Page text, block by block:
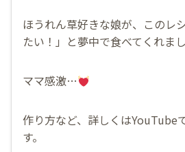
ほうれん草好きな娘が、このレ
たい！」と夢中で食べてくれま
ママ感激…
作り方など、詳しくはYouTube
す。